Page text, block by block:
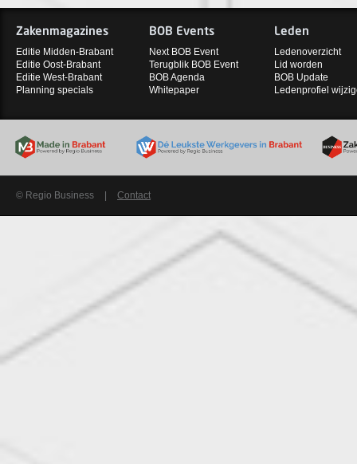
Zakenmagazines
Editie Midden-Brabant
Editie Oost-Brabant
Editie West-Brabant
Planning specials
BOB Events
Next BOB Event
Terugblik BOB Event
BOB Agenda
Whitepaper
Leden
Ledenoverzicht
Lid worden
BOB Update
Ledenprofiel
© Regio Business Contact